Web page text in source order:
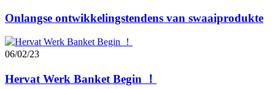
Onlangse ontwikkelingstendens van swaaiprodukte
06/02/23
Hervat Werk Banket Begin ！